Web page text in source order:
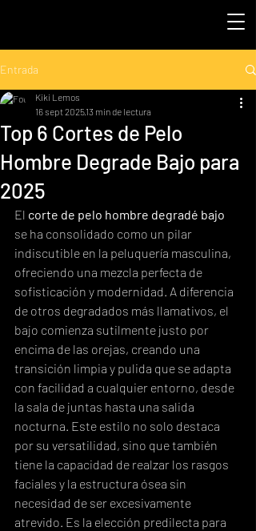
Entrada
Top 6 Cortes de Pelo
Hombre Degrade Bajo para
2025
Kiki Lemos
16 sept 202513 min de lectura
El corte de pelo hombre degradé bajo
se ha consolidado como un pilar
indiscutible en la peluquería masculina,
ofreciendo una mezcla perfecta de
sofisticación y modernidad. A diferencia
de otros degradados más llamativos, el
bajo comienza sutilmente justo por
encima de las orejas, creando una
transición limpia y pulida que se adapta
con facilidad a cualquier entorno, desde
la sala de juntas hasta una salida
nocturna. Este estilo no solo destaca
por su versatilidad, sino que también
tiene la capacidad de realzar los rasgos
faciales y la estructura ósea sin
necesidad de ser excesivamente
atrevido. Es la elección predilecta para